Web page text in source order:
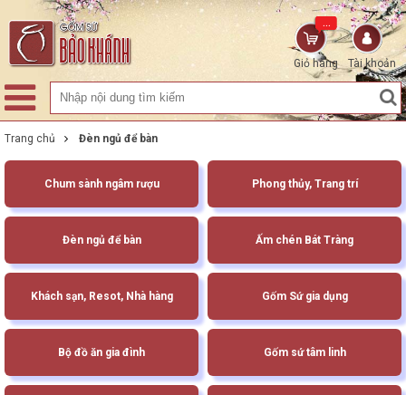
Tài khoản
Giỏ hàng
...
Trang chủ Đèn ngủ để bàn
Chum sành ngâm rượu Phong thủy, Trang trí
Đèn ngủ để bàn Ấm chén Bát Tràng
Khách sạn, Resot, Nhà hàng Gốm Sứ gia dụng
Bộ đồ ăn gia đình Gốm sứ tâm linh